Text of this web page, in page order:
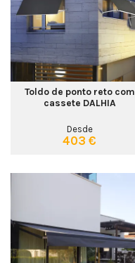
Toldo de ponto reto com
cassete DALHIA
Desde
403 €